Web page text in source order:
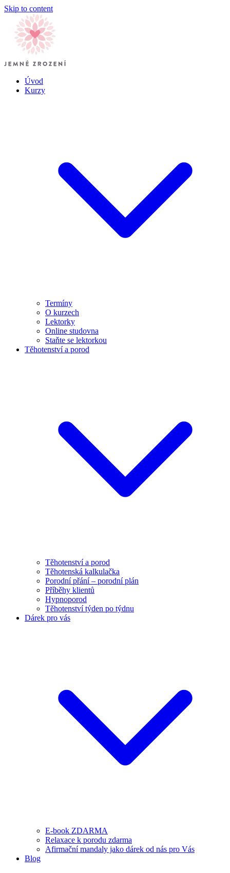
Skip to content
Úvod
Kurzy
Termíny
O kurzech
Lektorky
Online studovna
Staňte se lektorkou
Těhotenství a porod
Těhotenství a porod
Těhotenská kalkulačka
Porodní přání – porodní plán
Příběhy klientů
Hypnoporod
Těhotenství týden po týdnu
Dárek pro vás
E-book ZDARMA
Relaxace k porodu zdarma
Afirmační mandaly jako dárek od nás pro Vás
Blog